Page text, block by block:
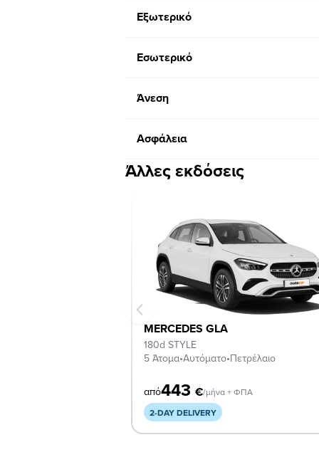
Εξωτερικό
Εσωτερικό
Άνεση
Ασφάλεια
Άλλες εκδόσεις
MERCEDES GLA
180d STYLE
5 Άτομα•Αυτόματο•Πετρέλαιο
από443 €/μήνα + ΦΠΑ
2-DAY DELIVERY